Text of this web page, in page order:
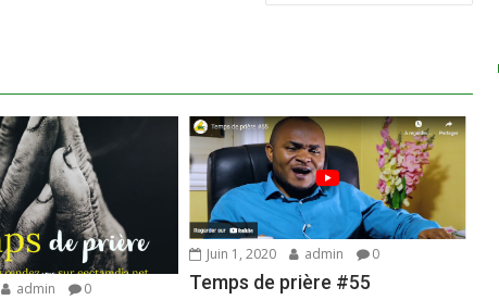
admin 0
Juin 1, 2020 admin 0
Temps de prière #55